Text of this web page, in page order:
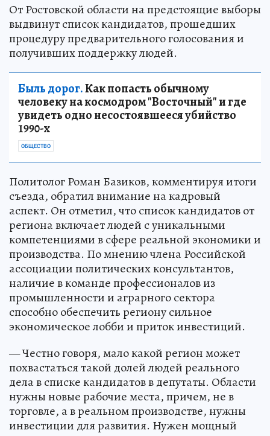
От Ростовской области на предстоящие выборы
выдвинут список кандидатов, прошедших
процедуру предварительного голосования и
получивших поддержку людей.
Быль дорог.Как попасть обычному
человеку на космодром "Восточный" и где
увидеть одно несостоявшееся убийство
1990-х
ОБЩЕСТВО
Политолог Роман Базиков, комментируя итоги
съезда, обратил внимание на кадровый
аспект. Он отметил, что список кандидатов от
региона включает людей с уникальными
компетенциями в сфере реальной экономики и
производства. По мнению члена Российской
ассоциации политических консультантов,
наличие в команде профессионалов из
промышленности и аграрного сектора
способно обеспечить региону сильное
экономическое лобби и приток инвестиций.
— Честно говоря, мало какой регион может
похвастаться такой долей людей реального
дела в списке кандидатов в депутаты. Области
нужны новые рабочие места, причем, не в
торговле, а в реальном производстве, нужны
инвестиции для развития. Нужен мощный